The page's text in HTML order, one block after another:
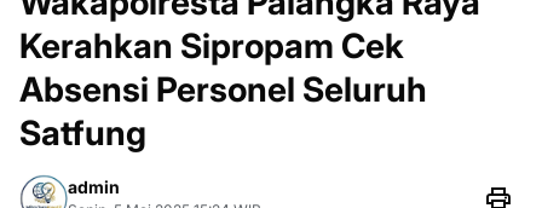
Kerahkan Sipropam Cek
Absensi Personel Seluruh
Satfung
admin